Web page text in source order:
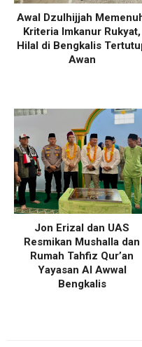
Awal Dzulhijjah
Kriteria Imkanur Rukyat,
Hilal di Bengkalis
Awan
Jon Erizal dan UAS
Resmikan Mushalla dan
Rumah Tahfiz Qur’an
Yayasan Al Awwal
Bengkalis